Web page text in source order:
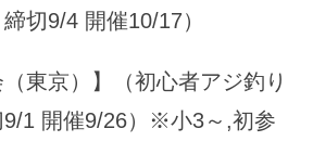
切9/4 開催10/17）
（東京）】（初心者アジ釣り
9/1 開催9/26）※小3～,初参